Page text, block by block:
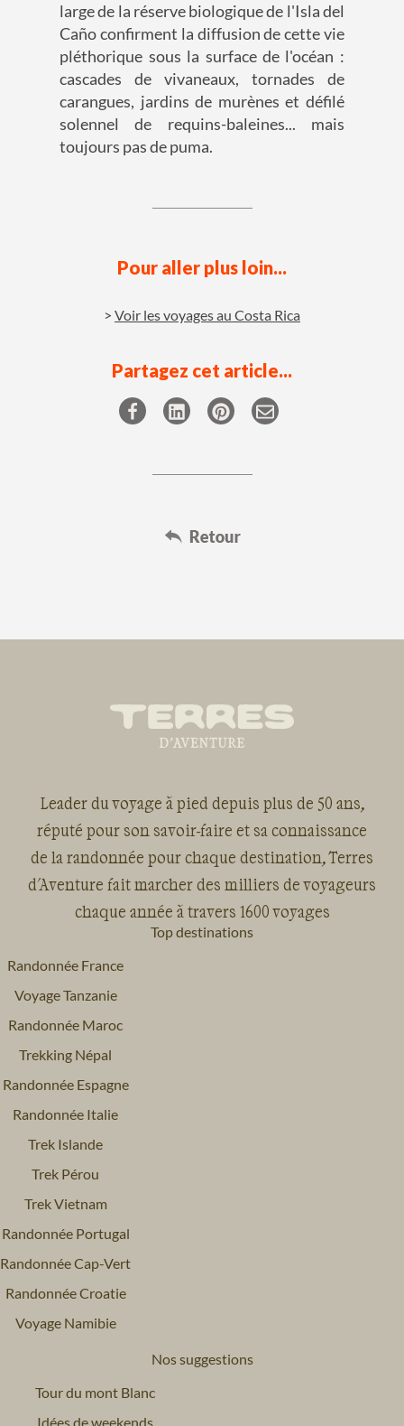
large de la réserve biologique de l'Isla del
Caño confirment la diffusion de cette vie
pléthorique sous la surface de l'océan :
cascades de vivaneaux, tornades de
carangues, jardins de murènes et défilé
solennel de requins-baleines... mais
toujours pas de puma.
Pour aller plus loin...
Voir les voyages au Costa Rica
Partagez cet article...
Leader du voyage à pied depuis plus de 50 ans,
réputé pour son savoir-faire et sa connaissance
de la randonnée pour chaque destination, Terres
d'Aventure fait marcher des milliers de voyageurs
chaque année à travers 1600 voyages
Top destinations
Randonnée France
Voyage Tanzanie
Randonnée Maroc
Trekking Népal
Randonnée Espagne
Randonnée Italie
Trek Islande
Trek Pérou
Trek Vietnam
Randonnée Portugal
Randonnée Cap-Vert
Randonnée Croatie
Voyage Namibie
Nos suggestions
Tour du mont Blanc
Idées de weekends